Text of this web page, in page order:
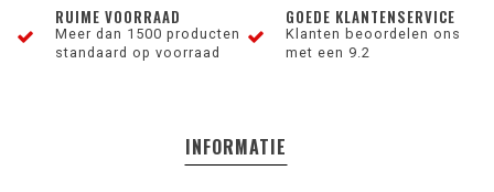
RUIME VOORRAAD
Meer dan 1500 producten
standaard op voorraad
GOEDE KLANTENSERVICE
Klanten beoordelen ons
met een 9.2
INFORMATIE